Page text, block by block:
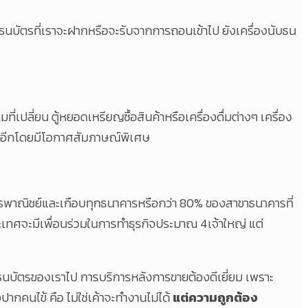
ตรที่เราจะฝากหรือจะรับจากการถอนเข้าไป ยังเครื่องนับธน
เปลี่ยน ตู้หยอดเหรียญซื้อสินค้าหรือเครื่องดื่มต่างๆ เครื่อง
อีกโดยมีโอกาศสัมภาษณ์พิเศษ
ณิชย์และเกือบทุกธนาคารหรือกว่า 80% ของสาขาธนาคารที่
ทศจะมีเพื่อนร่วมในการทำธุรกิจประมาณ 4เจ้าใหญ่ แต่
รของเราไป การบริการหลังการขายต้องดีเยี่ยม เพราะ
นไข้ คือ ไม่ใช่เค้าจะทำงานไม่ได้แต่ความถูกต้อง